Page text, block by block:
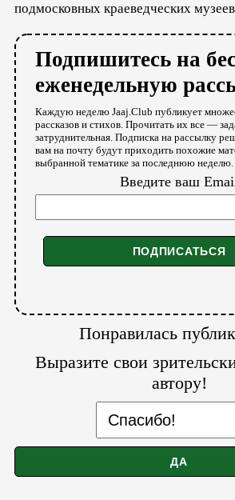
подмосковных краеведческих
Подпишитесь на
еженедельную
Каждую неделю Jaaj.Club публикует
рассказов и стихов. Прочитать их все —
затруднительная. Подписка на рассылку
вам на почту будут приходить похожие
выбранной тематике за последнюю неделю.
Введите ваш
Понравилась
Выразите свои
автору!